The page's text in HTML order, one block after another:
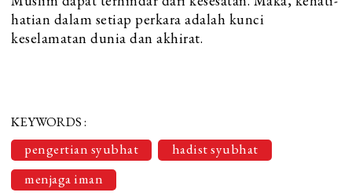
hatian dalam setiap perkara adalah kunci
keselamatan dunia dan akhirat.
KEYWORDS :
pengertian syubhat
hadist syubhat
menjaga iman